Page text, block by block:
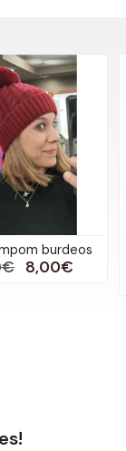
manchas
15,00€